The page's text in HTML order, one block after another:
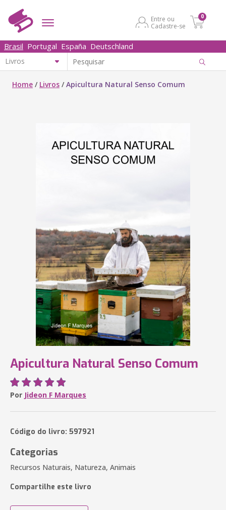
Entre ou
Cadastre-se
0
Brasil Portugal España Deutschland
Home / Livros /Apicultura Natural Senso Comum
Apicultura Natural Senso Comum
Por Jideon F Marques
Código do livro: 597921
Categorias
Recursos Naturais, Natureza, Animais
Compartilhe este livro